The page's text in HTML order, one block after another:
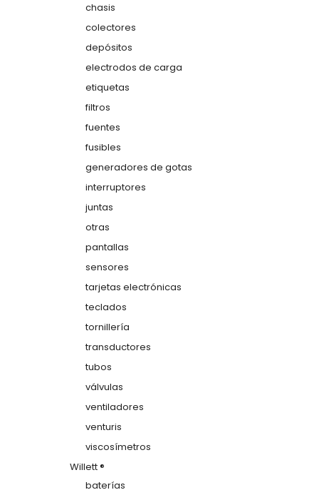
chasis
colectores
depósitos
electrodos de carga
etiquetas
filtros
fuentes
fusibles
generadores de gotas
interruptores
juntas
otras
pantallas
sensores
tarjetas electrónicas
teclados
tornillería
transductores
tubos
válvulas
ventiladores
venturis
viscosímetros
Willett ®
baterías